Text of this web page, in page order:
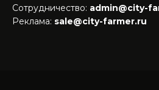
Сотрудничество: admin@city-
Реклама: sale@city-farmer.ru